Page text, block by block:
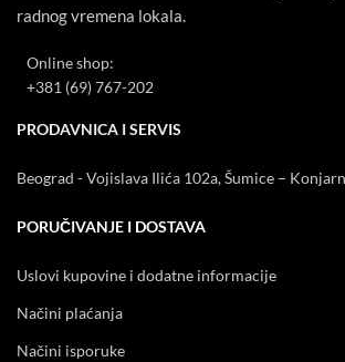
radnog vremena lokala.
Online shop:
+381 (69) 767-202
PRODAVNICA I SERVIS
Beograd - Vojislava Ilića 102a, Šumice –
PORUČIVANJE I DOSTAVA
Uslovi kupovine i dodatne informacije
Načini plaćanja
Načini isporuke